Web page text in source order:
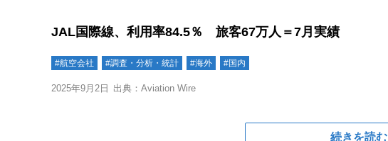
JAL国際線、利用率84.5％ 旅客67万人＝7月実績
#航空会社 #調査・分析・統計 #海外 #国内
2025年9月2日 出典：Aviation Wire
続きを読む